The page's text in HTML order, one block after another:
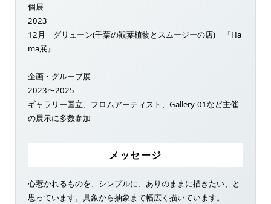
個展
2023
12月 グリューン(千葉の観葉植物とスムージーの店) 『Ha
ma展』
企画・グループ展
2023〜2025
ギャラリー国立、フロムアーティスト、Gallery-01など主催
の展示に多数参加
メッセージ
心惹かれるものを、シンプルに、ありのままに描きたい、と
思っています。具象から抽象まで幅広く描いています。